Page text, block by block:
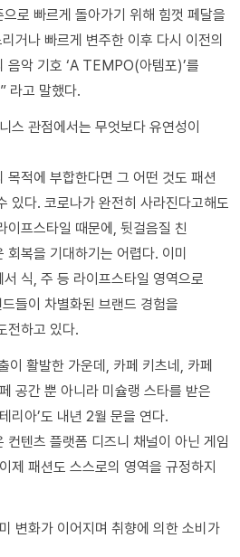
로 빠르게 돌아가기 위해 힘껏 페달을
거나 빠르게 변주한 이후 다시 이전의
음악 기호 ‘A TEMPO(아템포)’를
라고 말했다.
스 관점에서는 무엇보다 유연성이
목적에 부합한다면 그 어떤 것도 패션
있다. 코로나가 완전히 사라진다고해도
이프스타일 때문에, 뒷걸음질 친
복을 기대하기는 어렵다. 이미
식, 주 등 라이프스타일 영역으로
들이 차별화된 브랜드 경험을
전하고 있다.
이 활발한 가운데, 카페 키츠네, 카페
공간 뿐 아니라 미슐랭 스타를 받은
리아’도 내년 2월 문을 연다.
컨텐츠 플랫폼 디즈니 채널이 아닌 게임
제 패션도 스스로의 영역을 규정하지
변화가 이어지며 취향에 의한 소비가